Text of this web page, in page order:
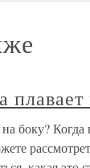
плавает
боку?